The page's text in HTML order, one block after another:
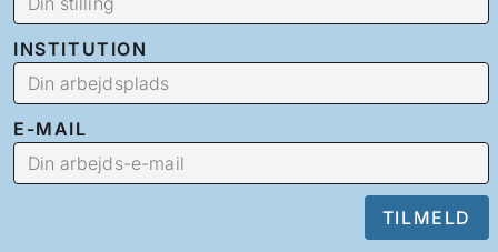
INSTITUTION
E-MAIL